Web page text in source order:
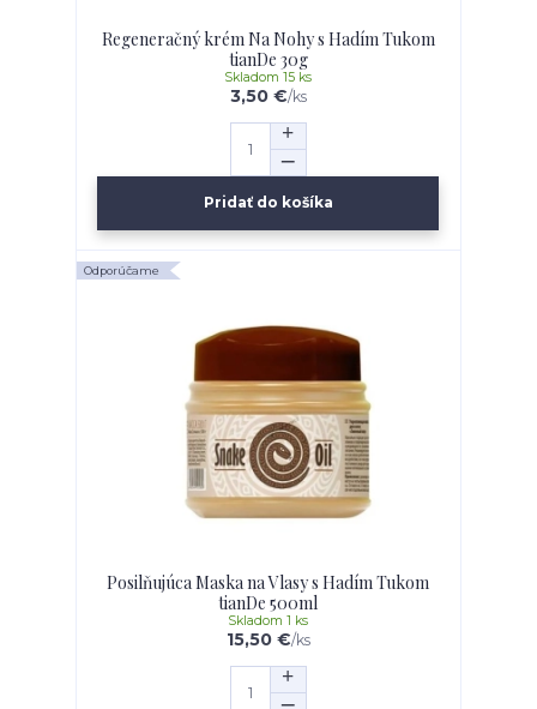
Regeneračný krém Na Nohy s Hadím Tukom
tianDe 30g
3,50 €/ks
Skladom 15 ks
Pridať do košíka
Odporúčame
Posilňujúca Maska na Vlasy s Hadím Tukom
tianDe 500ml
15,50 €/ks
Skladom 1 ks